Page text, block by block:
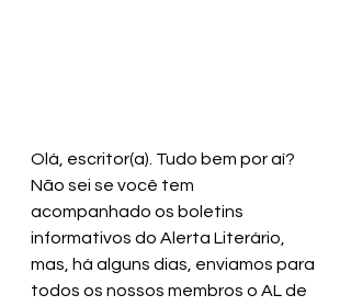
Olá, escritor(a). Tudo bem por aí?
Não sei se você tem
acompanhado os boletins
informativos do Alerta Literário,
mas, há alguns dias, enviamos para
todos os nossos membros o AL de